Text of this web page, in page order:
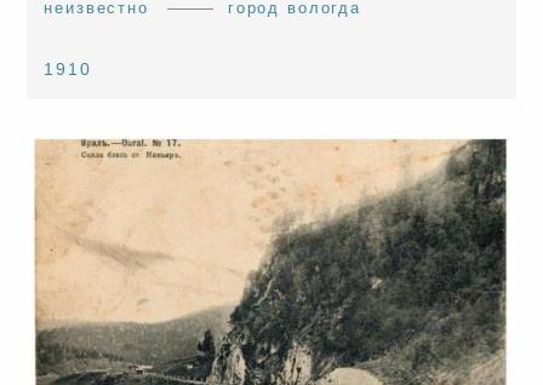
неизвестно город вологда
1910